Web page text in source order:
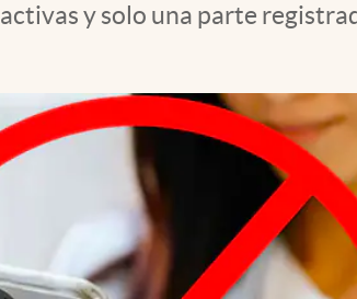
y solo una parte